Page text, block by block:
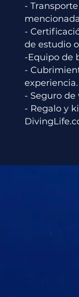
-
-
de estudio
-Equipo de
-
experiencia.
- Seguro
- Regalo y